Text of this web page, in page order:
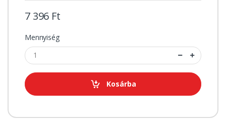
7 396 Ft
Mennyiség
Kosárba